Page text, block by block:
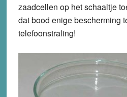
zaadcellen op het schaaltje
dat bood enige bescherming
telefoonstraling!